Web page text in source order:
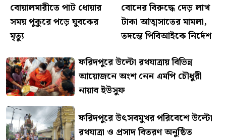
বোয়ালমারীতে পাট ধোয়ার
সময় পুকুরে পড়ে যুবকের
মৃত্যু
বোনের বিরুদ্ধে দেড় লাখ
টাকা আত্মসাতের মামলা,
তদন্তে পিবিআইকে নির্দেশ
ফরিদপুরে উল্টো রথযাত্রায় বিভিন্ন
আয়োজনে অংশ নেন এমপি চৌধুরী
নায়াব ইউসুফ
ফরিদপুরে উৎসবমুখর পরিবেশে উল্টো
রথযাত্রা ও প্রসাদ বিতরণ অনুষ্ঠিত